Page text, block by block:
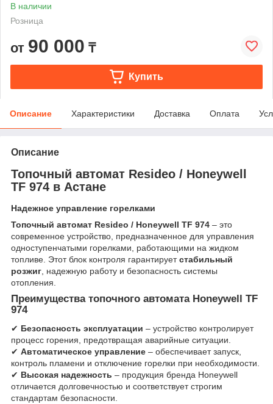
В наличии
Розница
от 90 000 ₸
Купить
Описание Характеристики Доставка Оплата
Описание
Топочный автомат Resideo / Honeywell
TF 974 в Астане
Надежное управление горелками
Топочный автомат Resideo / Honeywell TF 974 – это
современное устройство, предназначенное для управления
одноступенчатыми горелками, работающими на жидком
топливе. Этот блок контроля гарантируетстабильный
розжиг, надежную работу и безопасность системы
отопления.
Преимущества топочного автомата Honeywell TF
974
✔ Безопасность эксплуатации – устройство контролирует
процесс горения, предотвращая аварийные ситуации.
✔ Автоматическое управление – обеспечивает запуск,
контроль пламени и отключение горелки при необходимости.
✔ Высокая надежность – продукция бренда Honeywell
отличается долговечностью и соответствует строгим
стандартам безопасности.